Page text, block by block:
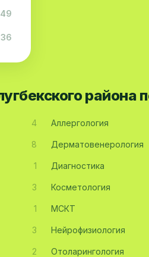
49
36
31
района
4 Аллергология
8 Дерматовенерология
1 Диагностика
3 Косметология
1 МСКТ
3 Нейрофизиология
2 Отоларингология